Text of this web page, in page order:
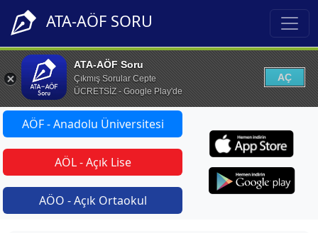
ATA-AÖF SORU
ATA-AÖF Soru
Çıkmış Sorular Cepte
ÜCRETSİZ - Google Play'de
AÇ
AÖF - Anadolu Üniversitesi
AÖL - Açık Lise
AÖO - Açık Ortaokul